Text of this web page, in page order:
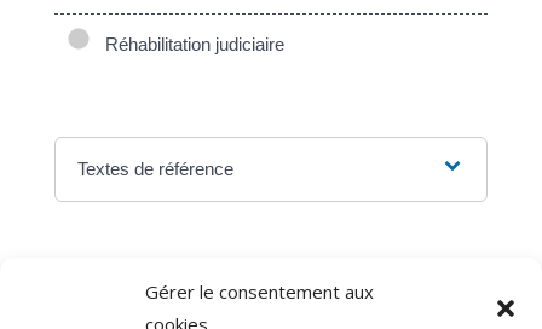
Gérer le consentement aux
cookies
Réhabilitation judiciaire
Textes de référence
Direction de l'information légale et administrative
comarquage developpé par